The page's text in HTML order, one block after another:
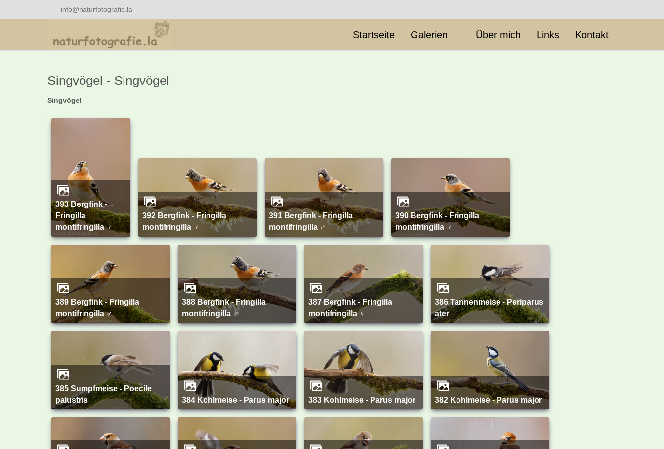
info@naturfotografie.la
Startseite Galerien Über mich Links Kontakt
Singvögel - Singvögel
Singvögel
393 Bergfink -
Fringilla
montifringilla ♂
392 Bergfink - Fringilla
montifringilla ♂
391 Bergfink - Fringilla
montifringilla ♂
390 Bergfink - Fringilla
montifringilla ♂
389 Bergfink - Fringilla
montifringilla ♂
388 Bergfink - Fringilla
montifringilla ♂
387 Bergfink - Fringilla
montifringilla ♀
386 Tannenmeise - Periparus
ater
385 Sumpfmeise - Poecile
palustris
384 Kohlmeise - Parus major 383 Kohlmeise - Parus major 382 Kohlmeise - Parus major